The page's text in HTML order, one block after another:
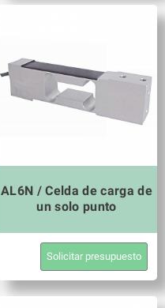
AL6N / Celda de carga de
un solo punto
Solicitar presupuesto